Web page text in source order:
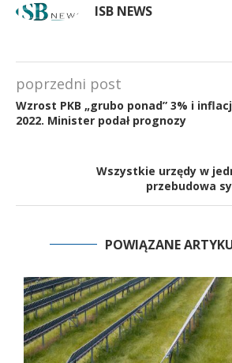
ISB NEWS
poprzedni post
Wzrost PKB „grubo ponad” 3% i
2022. Minister podał prognozy
Wszystkie urzędy w
przebudowa
POWIĄZANE